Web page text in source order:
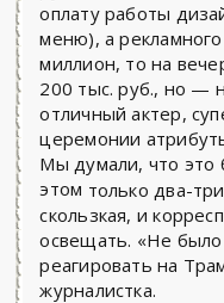
оплату работы
меню), а
миллион, то на
200 тыс. руб., но —
отличный актер,
церемонии
Мы думали, что это
этом только два-
скользкая, и
освещать. «Не было
реагировать на
журналистка.